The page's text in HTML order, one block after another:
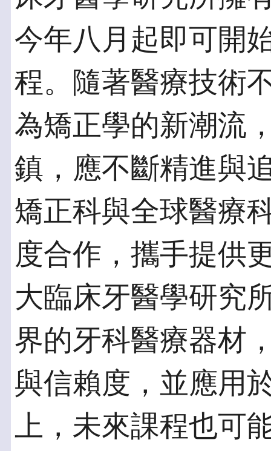
今年八月起即可開
程。隨著醫療技術
為矯正學的新潮流
鎮，應不斷精進與
矯正科與全球醫療
度合作，攜手提供
大臨床牙醫學研究
界的牙科醫療器材
與信賴度，並應用
上，未來課程也可